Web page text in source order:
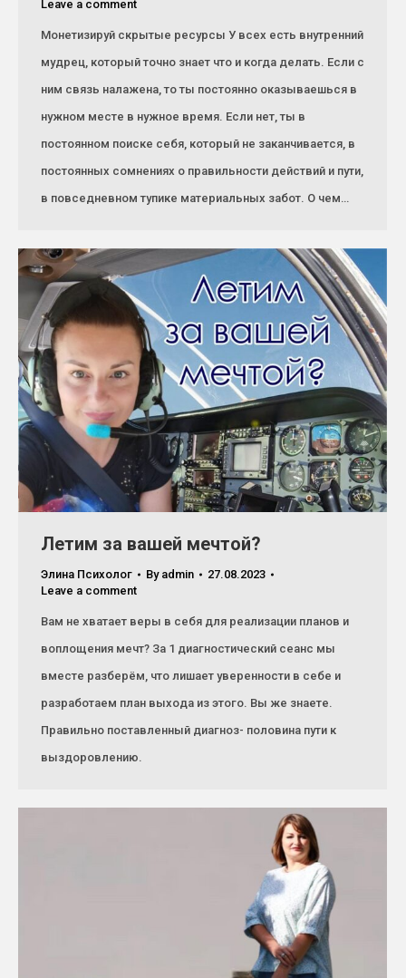
Leave a comment
Монетизируй скрытые ресурсы У всех есть внутренний
мудрец, который точно знает что и когда делать. Если с
ним связь налажена, то ты постоянно оказываешься в
нужном месте в нужное время. Если нет, ты в
постоянном поиске себя, который не заканчивается, в
постоянных сомнениях о правильности действий и пути,
в повседневном тупике материальных забот. О чем…
Летим за вашей мечтой?
Элина Психолог By admin
27.08.2023
Leave a comment
Вам не хватает веры в себя для реализации планов и
воплощения мечт? За 1 диагностический сеанс мы
вместе разберём, что лишает уверенности в себе и
разработаем план выхода из этого. Вы же знаете.
Правильно поставленный диагноз- половина пути к
выздоровлению.